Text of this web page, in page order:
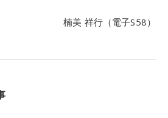
楠美 祥行（電子S58）